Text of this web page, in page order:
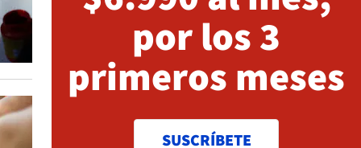
por los 3
primeros meses
SUSCRÍBETE